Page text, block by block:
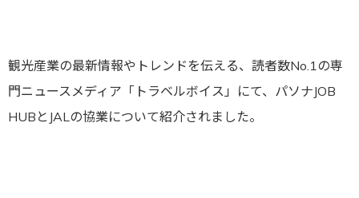
観光産業の最新情報やトレンドを伝える、読者数No.1の専
門ニュースメディア「トラベルボイス」にて、パソナJOB
HUBとJALの協業について紹介されました。